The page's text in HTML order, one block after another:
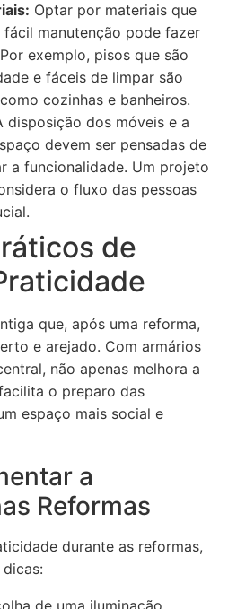
Optar por materiais que
fácil manutenção pode fazer
exemplo, pisos que são
e fáceis de limpar são
cozinhas e banheiros.
disposição dos móveis e a
devem ser pensadas de
a funcionalidade. Um projeto
o fluxo das pessoas
de
que, após uma reforma,
e arejado. Com armários
não apenas melhora a
o preparo das
espaço mais social e
a
Reformas
durante as reformas,
de uma iluminação